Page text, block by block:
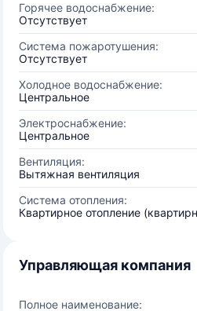
Горячее водоснабжение:
Отсутствует
Система пожаротушения:
Отсутствует
Холодное водоснабжение:
Центральное
Электроснабжение:
Центральное
Вентиляция:
Вытяжная вентиляция
Система отопления:
Квартирное отопление
Управляющая компания
Полное наименование: